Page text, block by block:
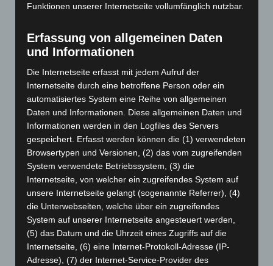
März 2026(115)
Januar 2026(122)
November 2025(114)
Oktober 2025(112)
September 2025
(93)
August 2025(90)
Juli 2025(90)
Juni 2025
(103)
Mai 2025 (112)
April 2025(88)
März 2025(111)
Februar 2025(96)
Funktionen unserer Internetseite vollumfänglich nutzbar.
Erfassung von allgemeinen Daten
und Informationen
Die Internetseite erfasst mit jedem Aufruf der
Internetseite durch eine betroffene Person oder ein
automatisiertes System eine Reihe von allgemeinen
Daten und Informationen. Diese allgemeinen Daten und
Informationen werden in den Logfiles des Servers
gespeichert. Erfasst werden können die (1) verwendeten
Browsertypen und Versionen, (2) das vom zugreifenden
System verwendete Betriebssystem, (3) die
Internetseite, von welcher ein zugreifendes System auf
unsere Internetseite gelangt (sogenannte Referrer), (4)
die Unterwebseiten, welche über ein zugreifendes
System auf unserer Internetseite angesteuert werden,
(5) das Datum und die Uhrzeit eines Zugriffs auf die
Internetseite, (6) eine Internet-Protokoll-Adresse (IP-
Adresse), (7) der Internet-Service-Provider des